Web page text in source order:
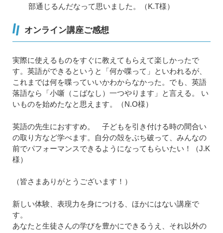
部通じるんだなって思いました。（K.T様）
オンライン講座ご感想
実際に使えるものをすぐに教えてもらえて楽しかったで
す。英語ができるというと「何か喋って」といわれるが、
これまでは何を喋っていいかわからなかった。でも、英語
落語なら「小噺（こばなし）一つやります」と言える。 い
いものを始めたなと思えます。（N.O様）
英語の先生におすすめ。 子どもを引き付ける時の間合い
の取り方など学べます。自分の殻をぶち破って、みんなの
前でパフォーマンスできるようになってもらいたい！（J.K
様）
（皆さまありがとうございます！）
新しい体験、表現力を身につける、ほかにはない講座で
す。
あなたと生徒さんの学びを豊かにできるうえ、それ以外の